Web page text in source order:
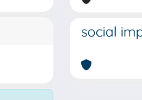
social